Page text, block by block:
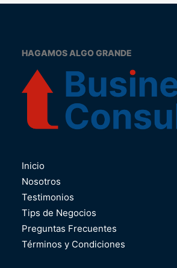
HAGAMOS ALGO GRANDE
Inicio
Nosotros
Testimonios
Tips de Negocios
Preguntas Frecuentes
Términos y Condiciones